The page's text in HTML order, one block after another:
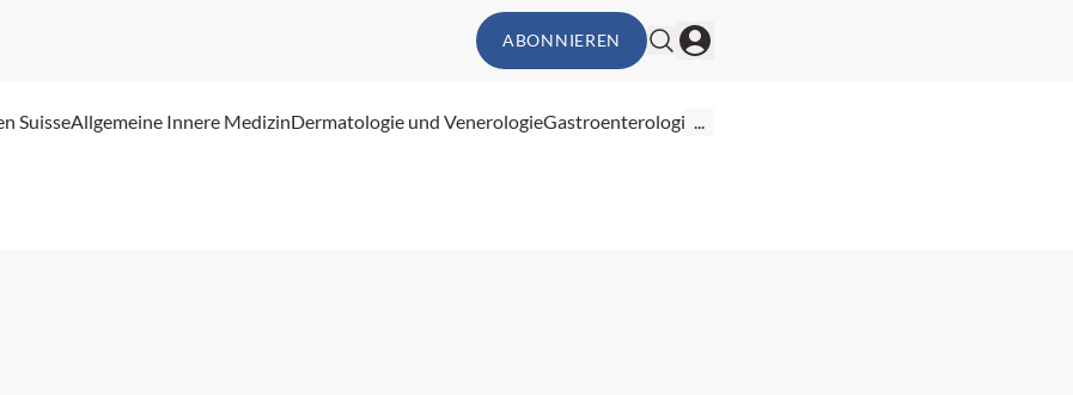
ABONNIEREN
SuisseAllgemeine Innere MedizinDermatologie und VenerologieGastroenterologie...